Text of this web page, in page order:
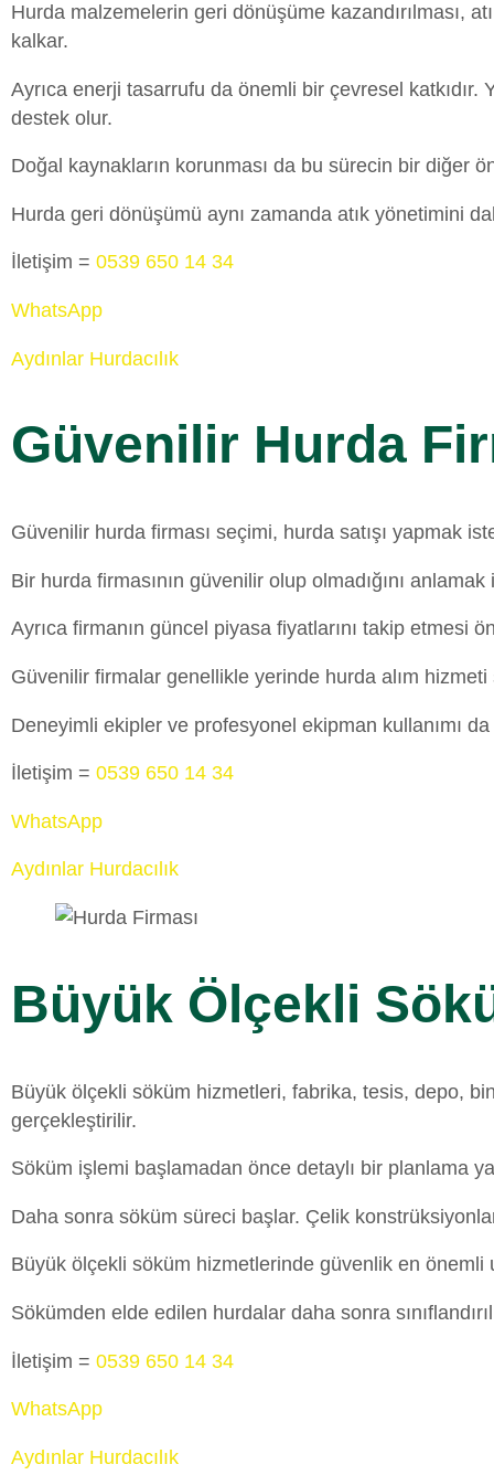
Hurda malzemelerin geri dönüşüme kazandırılması,
kalkar.
Ayrıca enerji tasarrufu da önemli bir çevresel
destek olur.
Doğal kaynakların korunması da bu sürecin bir diğer
Hurda geri dönüşümü aynı zamanda atık yönetimini
İletişim = 0539 650 14 34
WhatsApp
Aydınlar Hurdacılık
Güvenilir Hurda
Güvenilir hurda firması seçimi, hurda satışı yapmak
Bir hurda firmasının güvenilir olup olmadığını
Ayrıca firmanın güncel piyasa fiyatlarını takip
Güvenilir firmalar genellikle yerinde hurda alım
Deneyimli ekipler ve profesyonel ekipman kullanımı
İletişim = 0539 650 14 34
WhatsApp
Aydınlar Hurdacılık
Büyük Ölçekli
Büyük ölçekli söküm hizmetleri, fabrika, tesis, depo,
gerçekleştirilir.
Söküm işlemi başlamadan önce detaylı bir planlama
Daha sonra söküm süreci başlar. Çelik
Büyük ölçekli söküm hizmetlerinde güvenlik en önemli
Sökümden elde edilen hurdalar daha sonra
İletişim = 0539 650 14 34
WhatsApp
Aydınlar Hurdacılık